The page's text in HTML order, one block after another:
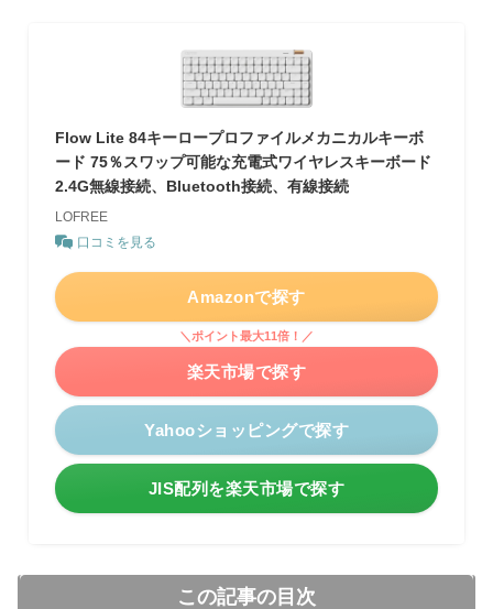
Flow Lite 84キーロープロファイルメカニカルキーボ
ード 75％スワップ可能な充電式ワイヤレスキーボード
2.4G無線接続、Bluetooth接続、有線接続
LOFREE
口コミを見る
Amazonで探す
＼ポイント最大11倍！／
楽天市場で探す
Yahooショッピングで探す
JIS配列を楽天市場で探す
この記事の目次